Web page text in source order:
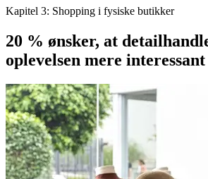
Kapitel 3: Shopping i fysiske butikker
20 % ønsker, at
oplevelsen mere interessant